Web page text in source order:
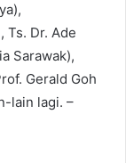
, Ts. Dr. Ade
Sarawak),
Gerald Goh
lain lagi. –